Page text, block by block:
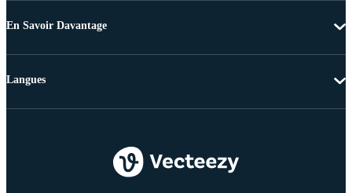
En Savoir Davantage
Langues